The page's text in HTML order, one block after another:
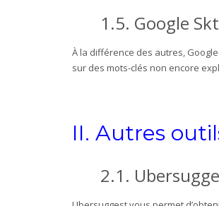
1.5. Google
À la différence des autres,
sur des mots-clés non encore
II. Autres
2.1.